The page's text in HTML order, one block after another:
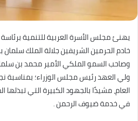
يهنئ مجلس الأسرة العربية للتنمية برئاسة
خادم الحرمين الشريفين جلالة الملك سلمان
وصاحب السمو الملكي الأمير محمد بن
ولي العهد رئيس مجلس الوزراء؛ بمناسبة
العام، مشيدًا بالجهود الكبيرة التي تبذلها
في خدمة ضيوف الرحمن .